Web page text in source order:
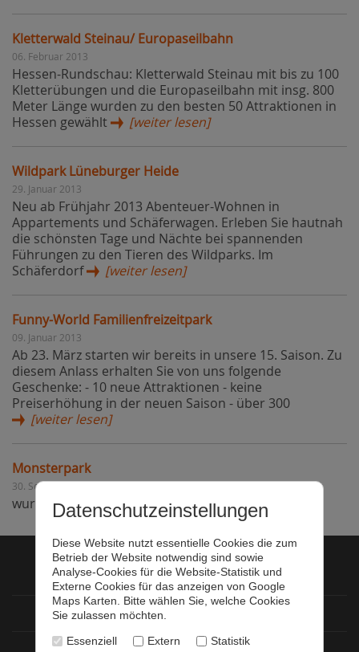
Kletterwald Steinau/ Europaseilbahn
06. Februar 2013
Hessen-Rundschau: Kletterwald Steinau mit bis zu 100
Kletterübungen und die Europaseilbahn mit insg. 800
Meter Länge wurden zu den besten 50 Attraktionen in
Hessen gewählt
[weiter lesen]
Wildpark Lüneburger Heide
29. Januar 2013
Neu ab Frühjahr 2013 Abenteuer-Wohnen in
Appartements und Schäferwagen. Erleben Sie hautnah
die schönsten Tage und Nächte bei spannenden
Führungen zu den Tieren des Wildparks. Im
Schäferdorf
[weiter lesen]
Funny-World Familienfreizeitpark
09. Januar 2013
Ab 23. März starten wir bereits in unsere 15. Saison. Zu
diesem Anlass erhalten Sie von uns folgende
Geschenke: - 10 neue Attraktionen - keine
Preiserhöhung in der neuen Saison - über 300
[weiter lesen]
Monsterpark
30. September 2012
wurde neu [weiter lesen]
Startseite
Datenschutz
Datenschutzeinstellungen
Diese Website nutzt essentielle Cookies die zum
Betrieb der Website notwendig sind sowie
Analyse-Cookies für die Website-Statistik und
Externe Cookies für das anzeigen von Google
Maps Karten. Bitte wählen Sie, welche Cookies
Sie zulassen möchten.
Essenziell
Extern Statistik